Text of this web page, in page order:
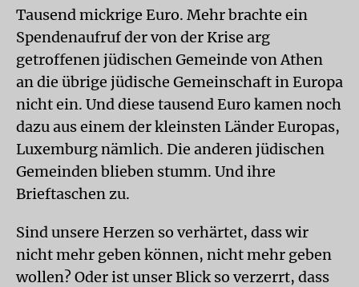
Tausend mickrige Euro. Mehr brachte ein
Spendenaufruf der von der Krise arg
getroffenen jüdischen Gemeinde von Athen
an die übrige jüdische Gemeinschaft in Europa
nicht ein. Und diese tausend Euro kamen noch
dazu aus einem der kleinsten Länder Europas,
Luxemburg nämlich. Die anderen jüdischen
Gemeinden blieben stumm. Und ihre
Brieftaschen zu.
Sind unsere Herzen so verhärtet, dass wir
nicht mehr geben können, nicht mehr geben
wollen? Oder ist unser Blick so verzerrt, dass